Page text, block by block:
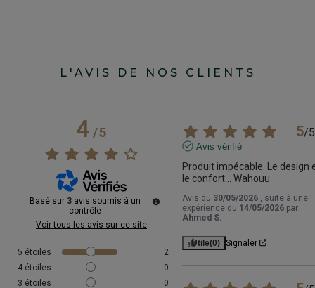
L'AVIS DE NOS CLIENTS
4/5
Basé sur 3 avis soumis à un
contrôle
Voir tous les avis sur ce site
5 étoiles
2
4 étoiles
0
3 étoiles 0
5/5
Avis vérifié
Produit impécable. Le design
le confort... Wahouu
Avis du 30/05/2026
, suite à une
expérience du 14/05/2026 par
Ahmed S.
Utile(0) Signaler